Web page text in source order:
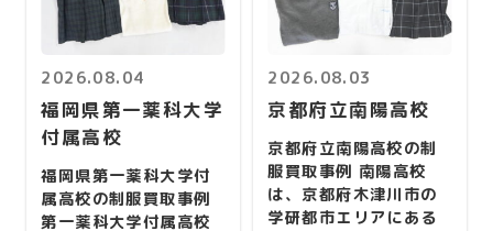
2026.08.04
福岡県第一薬科大学
付属高校
福岡県第一薬科大学付
属高校の制服買取事例
第一薬科大学付属高校
2026.08.03
京都府立南陽高校
京都府立南陽高校の制
服買取事例 南陽高校
は、京都府木津川市の
学研都市エリアにある